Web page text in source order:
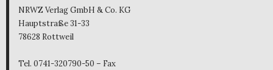
NRWZ Verlag GmbH & Co. KG
Hauptstraße 31-33
78628 Rottweil
Tel. 0741-320790-50 – Fax